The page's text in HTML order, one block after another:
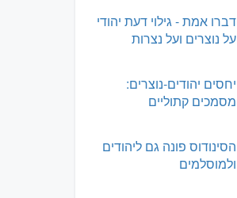
דברו אמת - גילוי דעת יהודי
על נוצרים ועל נצרות
יחסים יהודים-נוצרים:
מסמכים קתוליים
הסינודוס פונה גם ליהודים
ולמוסלמים